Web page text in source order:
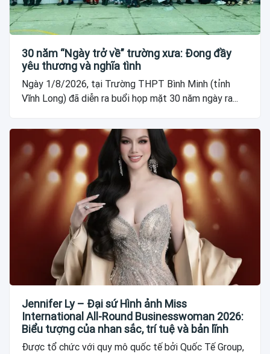
30 năm “Ngày trở về” trường xưa: Đong đầy
yêu thương và nghĩa tình
Ngày 1/8/2026, tại Trường THPT Bình Minh (tỉnh
Vĩnh Long) đã diễn ra buổi họp mặt 30 năm ngày ra...
Jennifer Ly – Đại sứ Hình ảnh Miss
International All-Round Businesswoman 2026:
Biểu tượng của nhan sắc, trí tuệ và bản lĩnh
Được tổ chức với quy mô quốc tế bởi Quốc Tế Group,